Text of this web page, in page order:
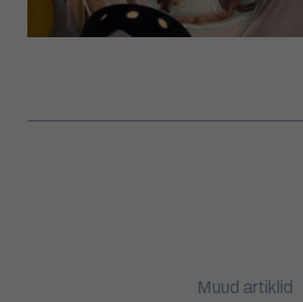
Muud artiklid